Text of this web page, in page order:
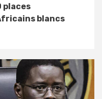
places
blancs